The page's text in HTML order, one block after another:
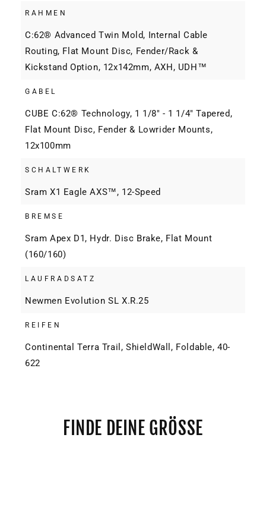
RAHMEN
C:62® Advanced Twin Mold, Internal Cable
Routing, Flat Mount Disc, Fender/Rack &
Kickstand Option, 12x142mm, AXH, UDH™
GABEL
CUBE C:62® Technology, 1 1/8" - 1 1/4" Tapered,
Flat Mount Disc, Fender & Lowrider Mounts,
12x100mm
SCHALTWERK
Sram X1 Eagle AXS™, 12-Speed
BREMSE
Sram Apex D1, Hydr. Disc Brake, Flat Mount
(160/160)
LAUFRADSATZ
Newmen Evolution SL X.R.25
REIFEN
Continental Terra Trail, ShieldWall, Foldable, 40-
622
FINDE DEINE GRÖSSE